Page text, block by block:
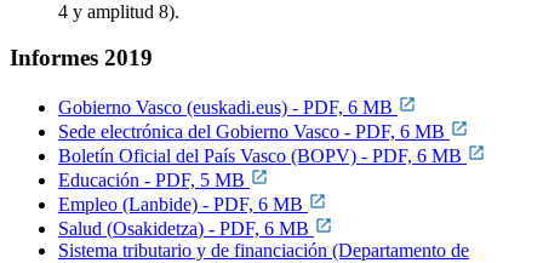
4 y amplitud 8).
Informes 2019
Gobierno Vasco (euskadi.eus) - PDF, 6 MB
Sede electrónica del Gobierno Vasco - PDF, 6 MB
Boletín Oficial del País Vasco (BOPV) - PDF, 6 MB
Educación - PDF, 5 MB
Empleo (Lanbide) - PDF, 6 MB
Salud (Osakidetza) - PDF, 6 MB
Sistema tributario y de financiación (Departamento de